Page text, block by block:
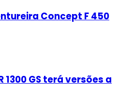
Concept F 450
1300 GS terá versões a